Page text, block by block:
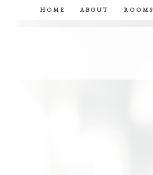
HOME ABOUT ROOMS